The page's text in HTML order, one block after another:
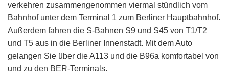
verkehren zusammengenommen viermal stündlich vom
Bahnhof unter dem Terminal 1 zum Berliner Hauptbahnhof.
Außerdem fahren die S-Bahnen S9 und S45 von T1/T2
und T5 aus in die Berliner Innenstadt. Mit dem Auto
gelangen Sie über die A113 und die B96a komfortabel von
und zu den BER-Terminals.